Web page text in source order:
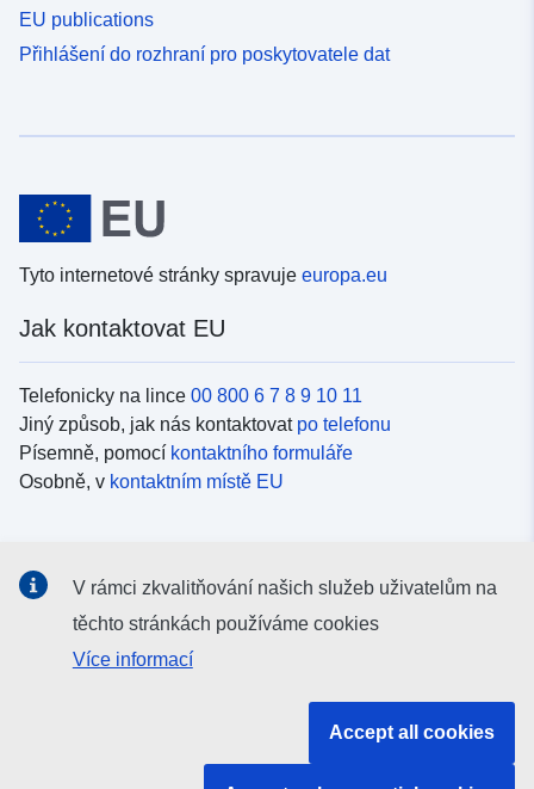
EU publications
Přihlášení do rozhraní pro poskytovatele dat
Tyto internetové stránky spravuje europa.eu
Jak kontaktovat EU
Telefonicky na lince 00 800 6 7 8 9 10 11
Jiný způsob, jak nás kontaktovat po telefonu
Písemně, pomocí kontaktního formuláře
Osobně, v kontaktním místě EU
Vyhledávání informačních kanálů EU vsociálních médiích
V rámci zkvalitňování našich služeb uživatelům na
těchto stránkách používáme cookies
Více informací
Accept all cookies